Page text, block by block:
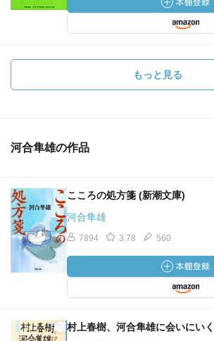
もっと見る
河合隼雄の作品
こころの処方箋 (新潮文庫)
河合隼雄
7894 3.78 560
村上春樹、河合隼雄に会いにい